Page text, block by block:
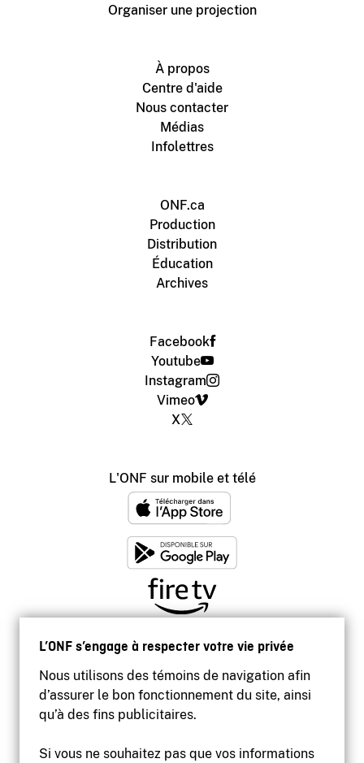
L’ONF s’engage à respecter votre vie privée
Nous utilisons des témoins de navigation afin
d’assurer le bon fonctionnement du site, ainsi
qu’à des fins publicitaires.
Si vous ne souhaitez pas que vos informations
Organiser une projection
À propos
Centre d'aide
Nous contacter
Médias
Infolettres
ONF.ca
Production
Distribution
Éducation
Archives
Facebook
Youtube
Instagram
Vimeo
X
L'ONF sur mobile et télé